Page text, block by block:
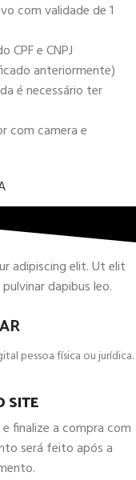
com validade de 1
e CNPJ
anteriormente)
é necessário ter
com camera e
adipiscing elit. Ut elit
dapibus leo.
pessoa física ou jurídica.
SITE
finalize a compra com
será feito após a